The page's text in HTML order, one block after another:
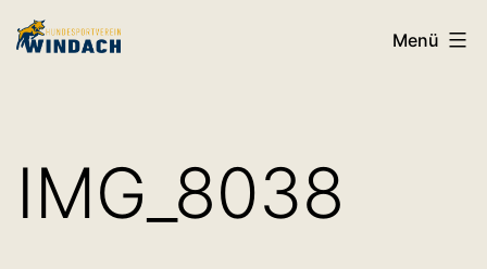
Zum
Inhalt
HSV
Menü
IMG_8038